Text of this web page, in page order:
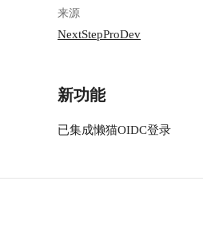
来源
NextStepProDev
新功能
已集成懒猫OIDC登录